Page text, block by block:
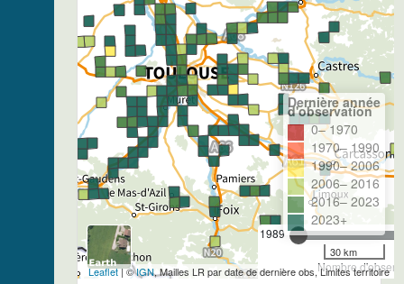
1989
Nombre
Dernière année
d'observation
0– 1970
1970– 1990
1990– 2006
2006– 2016
2016– 2023
2023+
30 km
Leaflet| ©IGN, Mailles LR par date de dernière obs, Limites territoire